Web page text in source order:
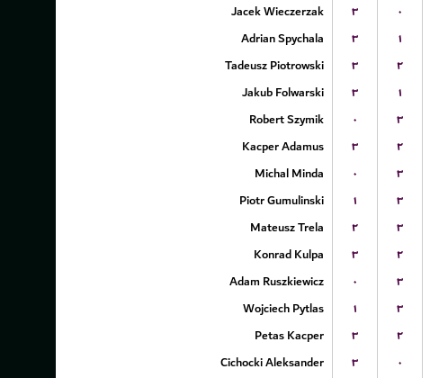
Jacek Wieczerzak
۳ ۰
Adrian Spychala
۳ ۱
Tadeusz Piotrowski
۳ ۲
Jakub Folwarski
۳ ۱
Robert Szymik
۰ ۳
Kacper Adamus
۳ ۲
Michal Minda
۰ ۳
Piotr Gumulinski
۱ ۳
Mateusz Trela
۲ ۳
Konrad Kulpa
۳ ۲
Adam Ruszkiewicz
۰ ۳
Wojciech Pytlas
۱ ۳
Petas Kacper
۳ ۲
Cichocki Aleksander
۳ ۰